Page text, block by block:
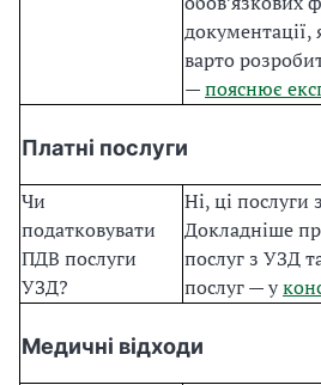
варто
—пояснює
Платні послуги
Чи
податковувати
ПДВ послуги
УЗД?
Ні, ці послуги
Докладніше
послуг з УЗД
послуг — у
Медичні відходи